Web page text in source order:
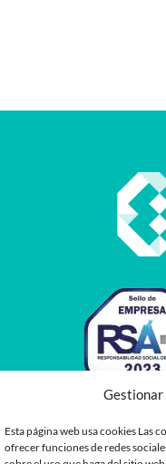
Gestionar
Esta página web usa cookies Las
ofrecer funciones de redes